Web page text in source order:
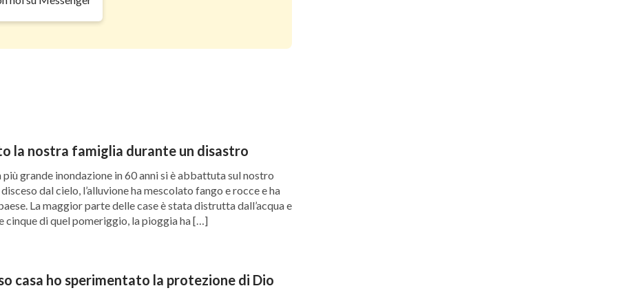
e l’unico aiuto per l’essere umano. Grazie
Wenjie si placò gradualmente e lei se ne
il coraggio di affrontare questa
parola di Diocon sua figlia e suo genero. Tutti
da Dio e che ogni cosa è nelle Sue mani.
avviene nell’universo, non vi è nulla in cui Io
sia nelle Mie mani?
di Dio sono imperscrutabili per l’uomo
Lui governato. Il sole che sorge a est e
la nostra famiglia durante un disastro
grande inondazione in 60 anni si è abbattuta sul nostro
dal cielo, l’alluvione ha mescolato fango e rocce e ha
La maggior parte delle case è stata distrutta dall’acqua e
cinque di quel pomeriggio, la pioggia ha […]
casa ho sperimentato la protezione di Dio